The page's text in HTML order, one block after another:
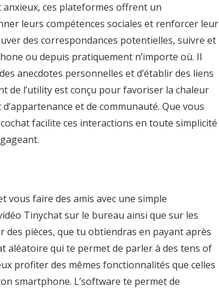
anxieux, ces plateformes offrent un
leurs compétences sociales et renforcer leur
des correspondances potentielles, suivre et
ou depuis pratiquement n’importe où. Il
anecdotes personnelles et d’établir des liens
de l’utility est conçu pour favoriser la chaleur
et de communauté. Que vous
facilite ces interactions en toute simplicité
vous faire des amis avec une simple
Tinychat sur le bureau ainsi que sur les
pièces, que tu obtiendras en payant après
aléatoire qui te permet de parler à des tens of
profiter des mêmes fonctionnalités que celles
smartphone. L’software te permet de